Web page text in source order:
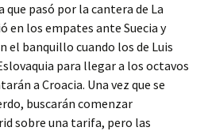
pasó por la cantera de La
en los empates ante Suecia y
el banquillo cuando los de Luis
para llegar a los octavos
a Croacia. Una vez que se
buscarán comenzar
sobre una tarifa, pero las